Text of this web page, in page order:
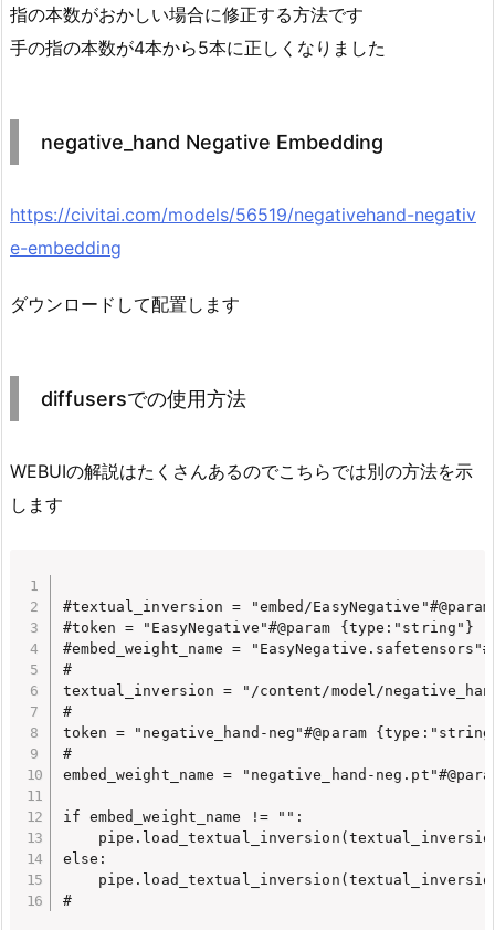
指の本数がおかしい場合に修正する方法です
手の指の本数が4本から5本に正しくなりました
negative_hand Negative Embedding
https://civitai.com/models/56519/negativehand-negativ
e-embedding
ダウンロードして配置します
diffusersでの使用方法
WEBUIの解説はたくさんあるのでこちらでは別の方法を示
します
#textual_inversion = "embed/
#token = "EasyNegative"#@param {type:"string"}
#embed_weight_name =
#
textual_inversion = "/content/model/
#
token = "negative_hand-neg"#@param
#
embed_weight_name = "negative_hand-
if embed_weight_name != "":
else:
#